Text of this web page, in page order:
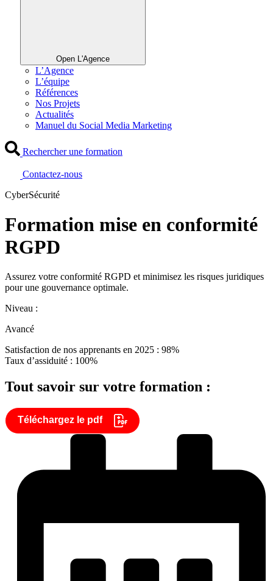
Open L'Agence
L’Agence
L’équipe
Références
Nos Projets
Actualités
Manuel du Social Media Marketing
Rechercher une formation
Contactez-nous
CyberSécurité
Formation mise en conformité
RGPD
Assurez votre conformité RGPD et minimisez les risques juridiques
pour une gouvernance optimale.
Niveau :
Avancé
Satisfaction de nos apprenants en 2025 : 98%
Taux d’assiduité : 100%
Tout savoir sur votre formation :
Téléchargez le pdf